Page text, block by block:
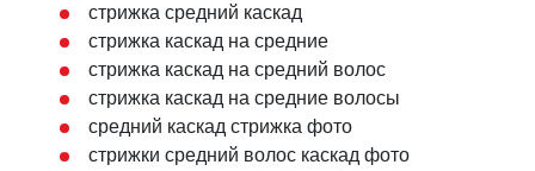
стрижка средний каскад
стрижка каскад на средние
стрижка каскад на средний волос
стрижка каскад на средние волосы
средний каскад стрижка фото
стрижки средний волос каскад фото